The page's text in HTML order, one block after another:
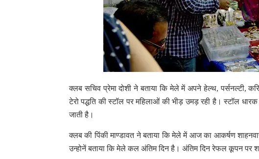
क्लब सचिव प्रेमा दोशी ने बताया कि मेले में अपने हेल्थ, पर्सनल्टी,
टेरो पद्धति की स्टॉल पर महिलाओं की भीड़ उमड़ रही है। स्टॉल
जाती है।
क्लब की पिंकी माण्डावत ने बताया कि मेले में आज का आकर्षण
उन्होनें बताया कि मेले कल अंतिम दिन है। अंतिम दिन रेफल कूपन पर